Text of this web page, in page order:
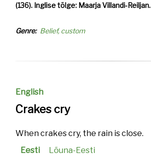
(136). Inglise tõlge: Maarja Villandi-Reiljan.
Genre Belief, custom
English
Crakes cry
When crakes cry, the rain is close.
Eesti
Lõuna-Eesti